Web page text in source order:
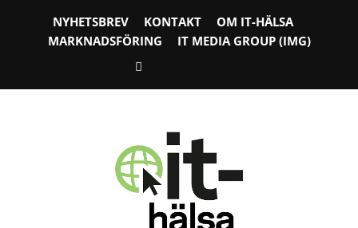
NYHETSBREV KONTAKT
OM IT-HÄLSA
MARKNADSFÖRING
IT MEDIA GROUP (IMG)